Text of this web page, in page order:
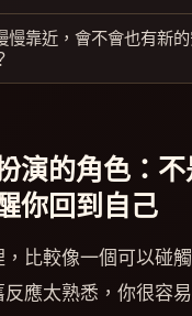
慢靠近，會不會也有新
演的角色：
你回到自己
比較像一個可以碰
應太熟悉，你很容